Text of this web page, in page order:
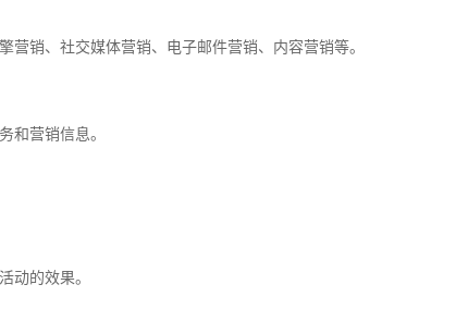
销、社交媒体营销、电子邮件营销、内容营销等。
和营销信息。
动的效果。